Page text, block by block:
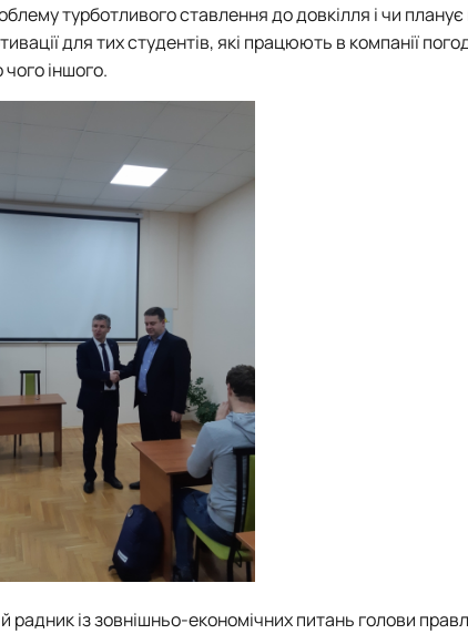
турботливого ставлення до довкілля і чи
для тих студентів, які працюють в компанії
іншого.
із зовнішньо-економічних питань голови